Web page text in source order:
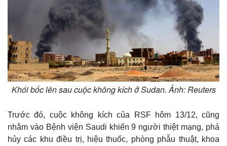
Khói bốc lên sau cuộc không kích ở Sudan. Ảnh: Reuters
Trước đó, cuộc không kích của RSF hôm 13/12, cũng
nhằm vào Bệnh viện Saudi khiến 9 người thiệt mạng, phá
hủy các khu điều trị, hiệu thuốc, phòng phẫu thuật, khoa